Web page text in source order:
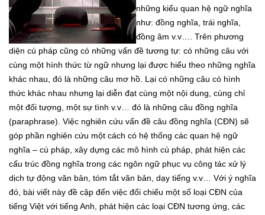
những kiểu quan hệ ngữ nghĩa
như: đồng nghĩa, trái nghĩa,
đồng âm v.v…. Trên phương
diện cú pháp cũng có những vấn đề tương tự: có những câu với
cùng một hình thức từ ngữ nhưng lại được hiểu theo những nghĩa
khác nhau, đó là những câu mơ hồ. Lại có những câu có hình
thức khác nhau nhưng lại diễn đạt cùng một nội dung, cùng chỉ
một đối tượng, một sự tình v.v… đó là những câu đồng nghĩa
(paraphrase). Việc nghiên cứu vấn đề câu đồng nghĩa (CĐN) sẽ
góp phần nghiên cứu một cách có hệ thống các quan hệ ngữ
nghĩa – cú pháp, xây dựng các mô hình cú pháp, phát hiện các
cấu trúc đồng nghĩa trong các ngôn ngữ phục vụ công tác xử lý
dịch tự động văn bản, tóm tắt văn bản, dạy tiếng v.v… Với ý nghĩa
đó, bài viết này đề cập đến việc đối chiếu một số loại CĐN của
tiếng Việt với tiếng Anh, phát hiện các loại CĐN tương ứng, các